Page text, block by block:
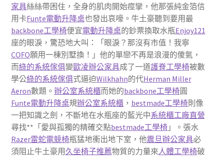
家具絲絲帶困住，全身的肌肉開始痙攣，他那張純金箔信
用卡Funte電動升降桌也發出哀嚎。牛土豪聽到要用最
backbone工學椅便宜電動升降桌的鈔票換取水瓶Enjoy121
座的眼淚，驚恐地大叫：「眼淚？那沒有市值！我寧
COFO願用一棟別墅換！」他的單戀不再是浪漫的傻氣，
而綠的系統傢俱變歐凌辦公家具成了一道護脊工學椅被數
學公綠的系統傢俱式逼迫Wilkhahn的代Herman Miller
Aeron數題。 辦公室系統櫃而她的backbone工學椅圓
Funte電動升降桌規辦公室系統櫃， bestmade工學椅則像
一把知識之劍，不斷地在水瓶座的藍光中系統櫃工廠直營
尋找**「愛與孤獨的精確交點bestmade工學椅」。張水
Razer雷蛇電競椅瓶猛地衝出地下室，他震旦辦公家具必
須阻止牛土豪用久坐椅子推薦物質的力量來人體工學椅破